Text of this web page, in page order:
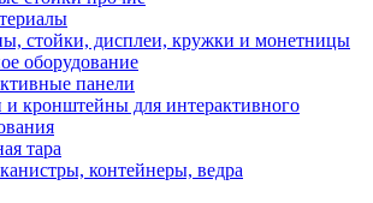
стойки, дисплеи, кружки и монетницы
оборудование
панели
и кронштейны для интерактивного
тара
контейнеры, ведра